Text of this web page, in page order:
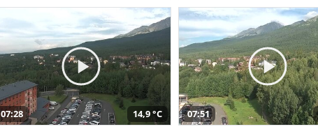
07:28 14,9 °C 07:51